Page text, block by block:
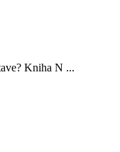
Kniha N ...